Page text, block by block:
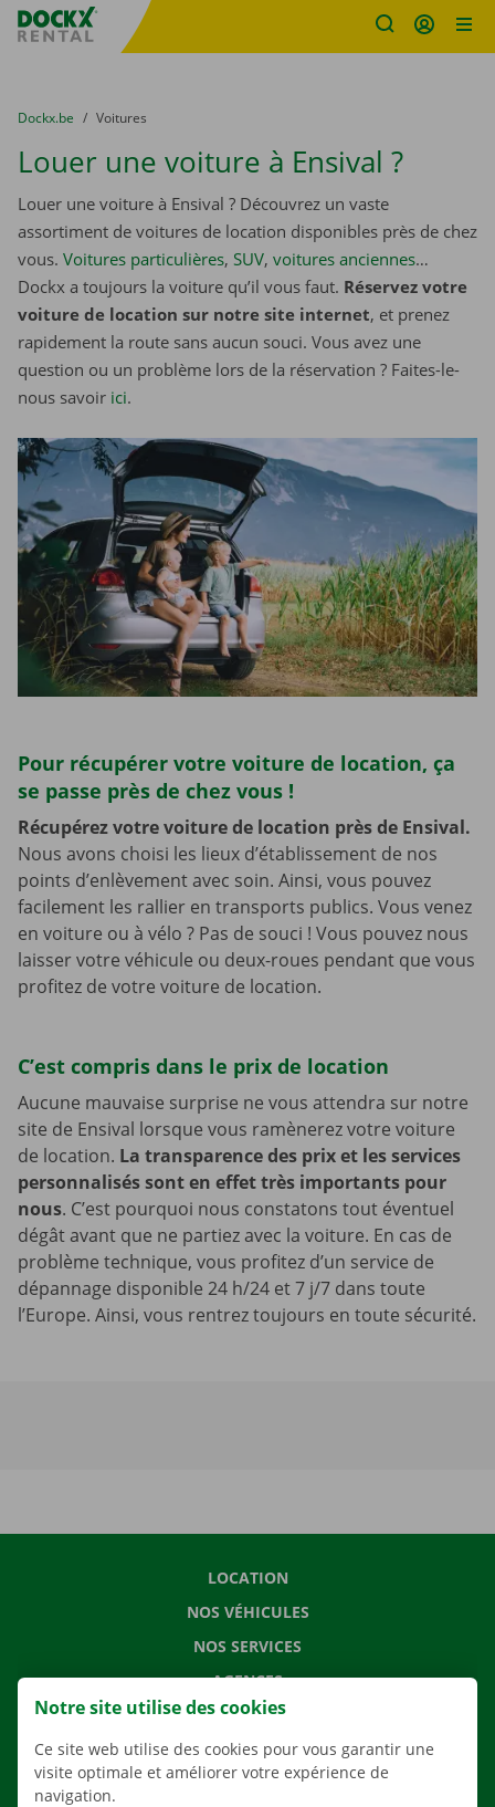
sitename
You are here:
du
Dockx.be to
Voitures
Louer une voiture à Ensival ?
Louer une voiture à Ensival ? Découvrez un vaste
assortiment de voitures de location disponibles près de chez
vous. Voitures particulières, SUV, voitures anciennes…
Dockx a toujours la voiture qu’il vous faut. Réservez votre
voiture de location sur notre site internet, et prenez
rapidement la route sans aucun souci. Vous avez une
question ou un problème lors de la réservation ? Faites-le-
nous savoir ici.
Pour récupérer votre voiture de location, ça
se passe près de chez vous !
Récupérez votre voiture de location près de Ensival.
Nous avons choisi les lieux d’établissement de nos
points d’enlèvement avec soin. Ainsi, vous pouvez
facilement les rallier en transports publics. Vous venez
en voiture ou à vélo ? Pas de souci ! Vous pouvez nous
laisser votre véhicule ou deux-roues pendant que vous
profitez de votre voiture de location.
C’est compris dans le prix de location
Aucune mauvaise surprise ne vous attendra sur notre
site de Ensival lorsque vous ramènerez votre voiture
de location. La transparence des prix et les services
personnalisés sont en effet très importants pour
nous. C’est pourquoi nous constatons tout éventuel
dégât avant que ne partiez avec la voiture. En cas de
problème technique, vous profitez d’un service de
dépannage disponible 24 h/24 et 7 j/7 dans toute
l’Europe. Ainsi, vous rentrez toujours en toute sécurité.
LOCATION
NOS VÉHICULES
NOS SERVICES
AGENCES
APPLI
SOLUTIONS DE DÉMÉNAGEMENT
Notre site utilise des cookies
Ce site web utilise des cookies pour vous garantir une
visite optimale et améliorer votre expérience de
navigation.